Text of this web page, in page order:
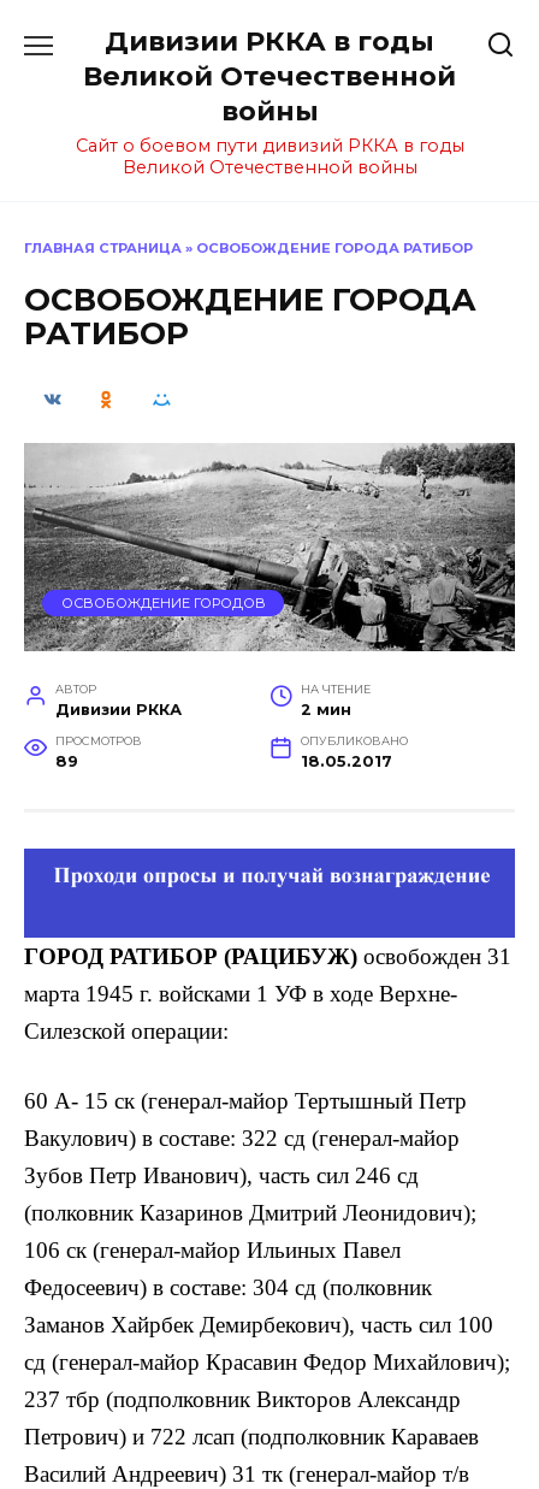
содержанию
Дивизии РККА в годы
Великой Отечественной
войны
Сайт о боевом пути дивизий РККА в годы
Великой Отечественной войны
ГЛАВНАЯ СТРАНИЦА » ОСВОБОЖДЕНИЕ ГОРОДА РАТИБОР
ОСВОБОЖДЕНИЕ ГОРОДА
РАТИБОР
ОСВОБОЖДЕНИЕ ГОРОДОВ
АВТОР
Дивизии РККА
НА ЧТЕНИЕ
2 мин
ПРОСМОТРОВ
89
ОПУБЛИКОВАНО
18.05.2017
ГОРОД РАТИБОР (РАЦИБУЖ) освобожден 31
марта 1945 г. войсками 1 УФ в ходе Верхне-
Силезской операции:
60 А- 15 ск (генерал-майор Тертышный Петр
Вакулович) в составе: 322 сд (генерал-майор
Зубов Петр Иванович), часть сил 246 сд
(полковник Казаринов Дмитрий Леонидович);
106 ск (генерал-майор Ильиных Павел
Федосеевич) в составе: 304 сд (полковник
Заманов Хайрбек Демирбекович), часть сил 100
сд (генерал-майор Красавин Федор Михайлович);
237 тбр (подполковник Викторов Александр
Петрович) и 722 лсап (подполковник Караваев
Василий Андреевич) 31 тк (генерал-майор т/в